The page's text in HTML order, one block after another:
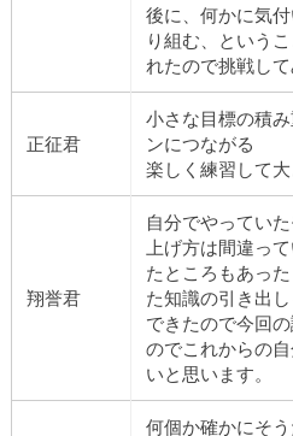
後に、何かに気
り組む、という
れたので挑戦して
正征君
小さな目標の積
ンにつながる
楽しく練習して
翔誉君
自分でやってい
上げ方は間違っ
たところもあっ
た知識の引き出
できたので今回
のでこれからの
いと思います。
何個か確かにそ